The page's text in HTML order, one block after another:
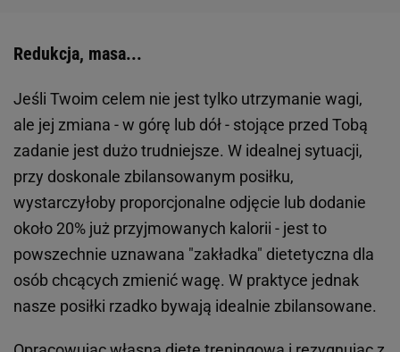
Redukcja, masa...
Jeśli Twoim celem nie jest tylko utrzymanie wagi,
ale jej zmiana - w górę lub dół - stojące przed Tobą
zadanie jest dużo trudniejsze. W idealnej sytuacji,
przy doskonale zbilansowanym posiłku,
wystarczyłoby proporcjonalne odjęcie lub dodanie
około 20% już przyjmowanych kalorii - jest to
powszechnie uznawana "zakładka" dietetyczna dla
osób chcących zmienić wagę. W praktyce jednak
nasze posiłki rzadko bywają idealnie zbilansowane.